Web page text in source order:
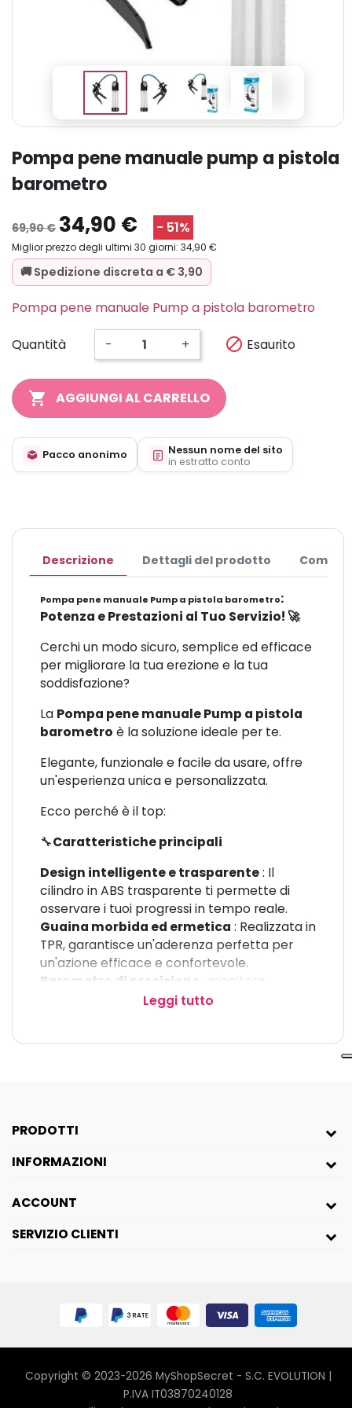
pompa pene manuale pump a pistola
barometro
69,90 € 34,90 € - 51%
Miglior prezzo degli ultimi 30 giorni: 34,90 €
🚚 Spedizione discreta a € 3,90
Pompa pene manuale Pump a pistola barometro
Quantità - +  Esaurito
shopping_cart AGGIUNGI AL CARRELLO
Pacco anonimo
Nessun nome del sito
in estratto conto
Descrizione Dettagli del prodotto
Pompa pene manuale Pump a pistola barometro:
Potenza e Prestazioni al Tuo Servizio! 🚀
Cerchi un modo sicuro, semplice ed efficace
per migliorare la tua erezione e la tua
soddisfazione?
La Pompa pene manuale Pump a pistola
barometro è la soluzione ideale per te.
Elegante, funzionale e facile da usare, offre
un'esperienza unica e personalizzata.
Ecco perché è il top:
🔧Caratteristiche principali
Design intelligente e trasparente: Il
cilindro in ABS trasparente ti permette di
osservare i tuoi progressi in tempo reale.
Guaina morbida ed ermetica : Realizzata in
TPR, garantisce un'aderenza perfetta per
un'azione efficace e confortevole.
Barometro di precisione
: monitora
facilmente la pressione grazie a un
L'aumento del flusso sanguigno dona erezioni
Sensazione realistica
Materiali sicuri
Diametro interno
: 6,3 cm
Alimentazione: 3 batterie AA(non
Leggi tutto
PRODOTTI
INFORMAZIONI
ACCOUNT
SERVIZIO CLIENTI
Copyright © 2023-2026 MyShopSecret - S.C. EVOLUTION |
P.IVA IT03870240128